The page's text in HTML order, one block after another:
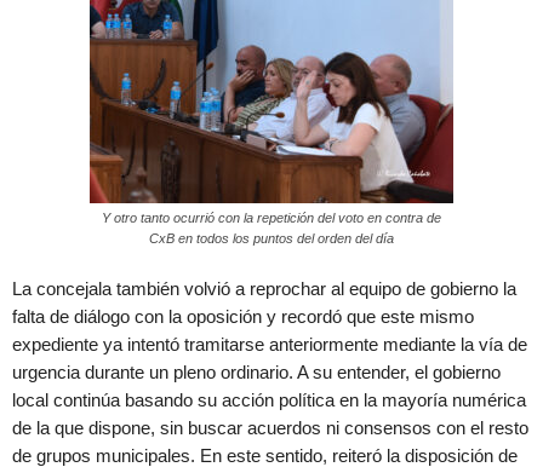
Y otro tanto ocurrió con la repetición del voto en contra de
CxB en todos los puntos del orden del día
La concejala también volvió a reprochar al equipo de gobierno la
falta de diálogo con la oposición y recordó que este mismo
expediente ya intentó tramitarse anteriormente mediante la vía de
urgencia durante un pleno ordinario. A su entender, el gobierno
local continúa basando su acción política en la mayoría numérica
de la que dispone, sin buscar acuerdos ni consensos con el resto
de grupos municipales. En este sentido, reiteró la disposición de